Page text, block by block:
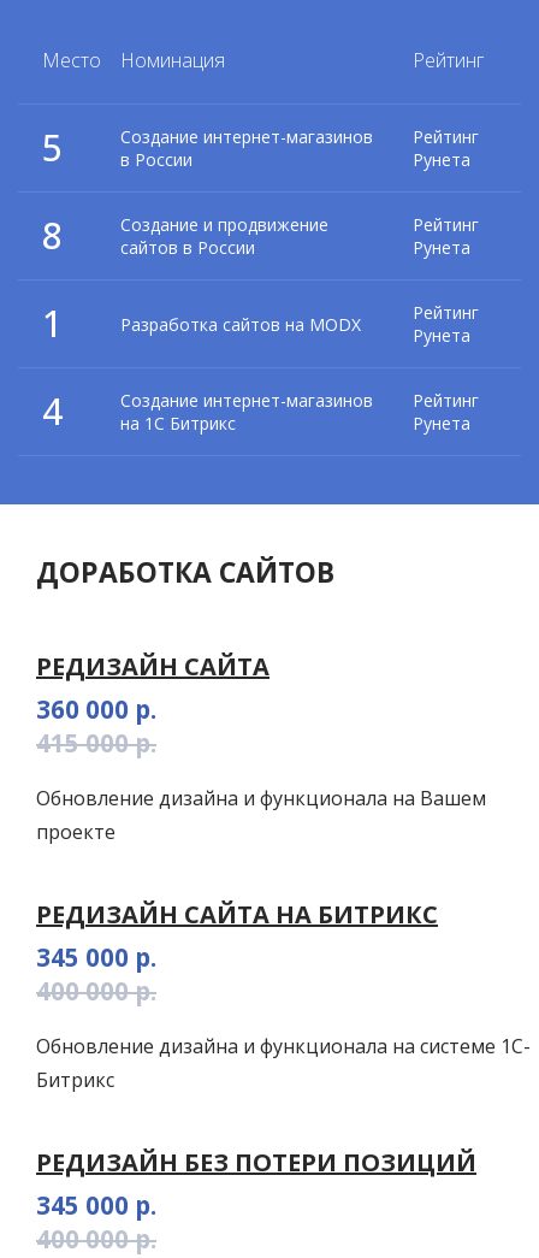
Место Номинация Рейтинг
5
Создание интернет-магазинов
в России
Рейтинг
Рунета
8
Создание и продвижение
сайтов в России
Рейтинг
Рунета
1 Разработка сайтов на MODX
Рейтинг
Рунета
4
Создание интернет-магазинов
на 1С Битрикс
Рейтинг
Рунета
ДОРАБОТКА САЙТОВ
РЕДИЗАЙН САЙТА
360 000 р.
415 000 р.
Обновление дизайна и функционала на Вашем
проекте
РЕДИЗАЙН САЙТА НА БИТРИКС
345 000 р.
400 000 р.
Обновление дизайна и функционала на системе 1С-
Битрикс
РЕДИЗАЙН БЕЗ ПОТЕРИ ПОЗИЦИЙ
345 000 р.
400 000 р.